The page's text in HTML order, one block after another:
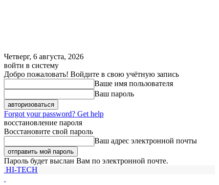
Четверг, 6 августа, 2026
войти в систему
Добро пожаловать! Войдите в свою учётную запись
Ваше имя пользователя
Ваш пароль
Forgot your password? Get help
восстановление пароля
Восстановите свой пароль
Ваш адрес электронной почты
Пароль будет выслан Вам по электронной почте.
HI-TECH